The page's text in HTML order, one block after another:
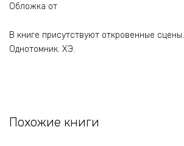
Обложка от
В книге присутствуют откровенные сцены.
Однотомник. ХЭ.
Похожие книги